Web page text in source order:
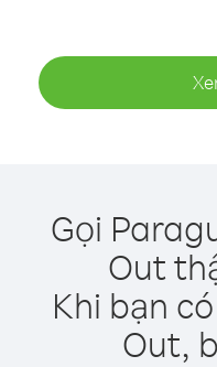
Gọi
Out
Khi bạn
Out,